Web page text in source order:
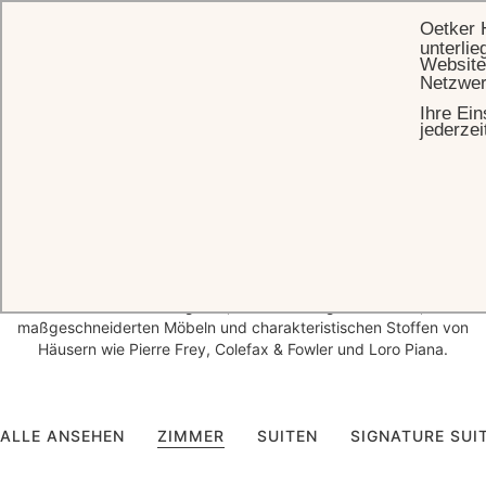
maßgeschneiderten Möbeln und charakteristischen Stoffen von
Häusern wie Pierre Frey, Colefax & Fowler und Loro Piana.
ALLE ANSEHEN ZIMMER SUITEN SIGNATURE
Oetker
Ihre